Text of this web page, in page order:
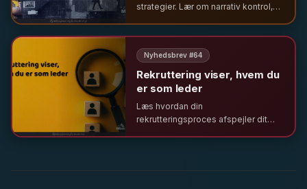
strategier. Lær om narrativ kontrol,
Nyhedsbrev #64
Rekruttering viser, hvem du
er som leder
Læs hvordan din
rekrutteringsproces afspejler dit
værdig proces for alle.